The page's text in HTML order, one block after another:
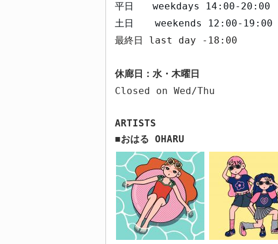
平日
weekdays
14:00-20:00
土日
weekends
12:00-19:00
最終日 last day -18:00
休廊日：水・木曜日
Closed on Wed/Thu
ARTISTS
■おはる OHARU